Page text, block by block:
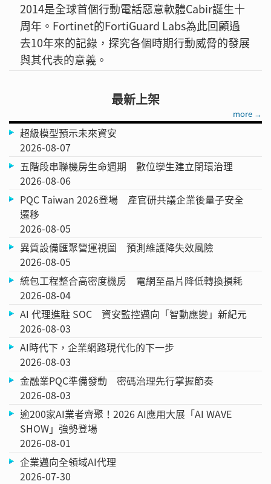
2014是全球首個行動電話惡意軟體Cabir誕生十
周年。Fortinet的FortiGuard Labs為此回顧過
去10年來的記錄，探究各個時期行動威脅的發展
與其代表的意義。
最新上架
more →
超級模型預示未來資安
2026-08-07
五階段串聯機房生命週期 數位孿生建立閉環治理
2026-08-06
PQC Taiwan 2026登場 產官研共議企業後量子安全
遷移
2026-08-05
異質設備匯聚營運視圖 預測維護降失效風險
2026-08-05
統包工程整合高密度機房 電網至晶片降低轉換損耗
2026-08-04
AI 代理進駐 SOC 資安監控邁向「智動應變」新紀元
2026-08-03
AI時代下，企業網路現代化的下一步
2026-08-03
金融業PQC準備發動 密碼治理先行掌握節奏
2026-08-03
逾200家AI業者齊聚！2026 AI應用大展「AI WAVE
SHOW」強勢登場
2026-08-01
企業邁向全領域AI代理
2026-07-30